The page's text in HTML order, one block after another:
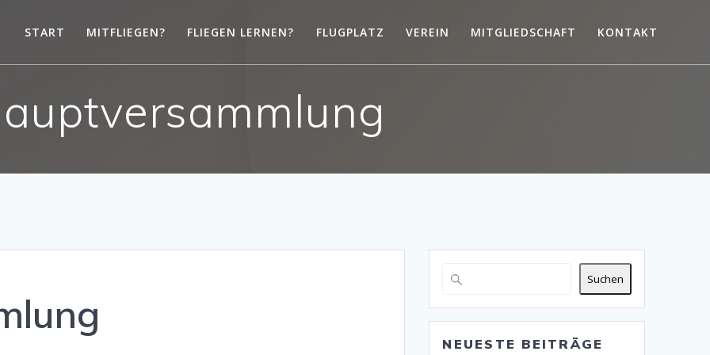
START MITFLIEGEN? FLIEGEN LERNEN? FLUGPLATZ VEREIN MITGLIEDSCHAFT KONTAKT
Suchen
NEUESTE BEITRÄGE